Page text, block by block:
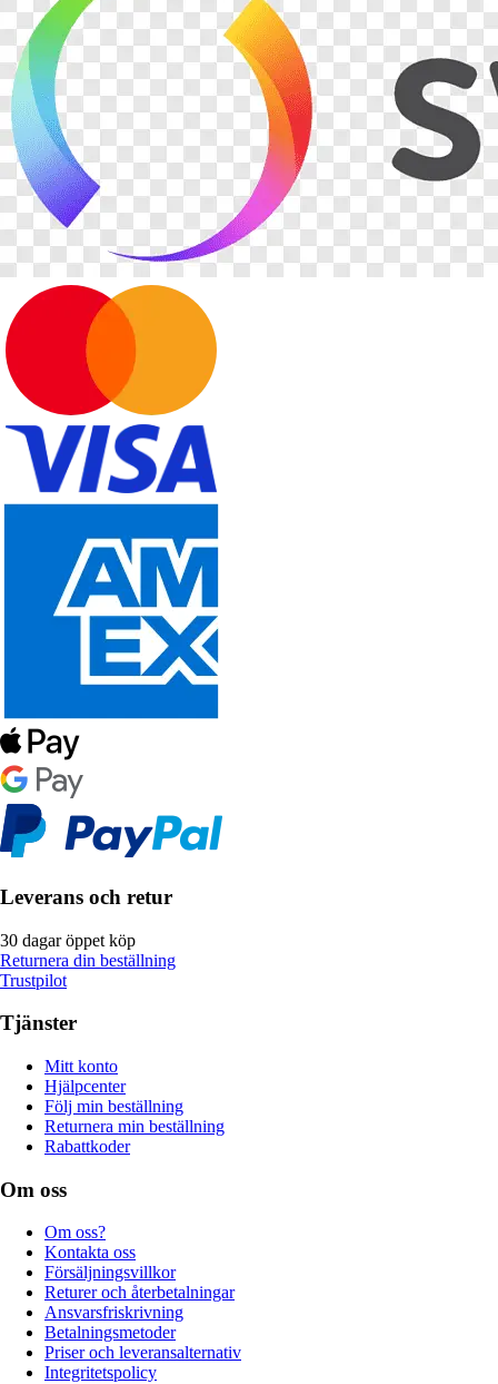
Leverans och retur
30 dagar öppet köp
Returnera din beställning
Trustpilot
Tjänster
Mitt konto
Hjälpcenter
Följ min beställning
Returnera min beställning
Rabattkoder
Om oss
Om oss?
Kontakta oss
Försäljningsvillkor
Returer och återbetalningar
Ansvarsfriskrivning
Betalningsmetoder
Priser och leveransalternativ
Integritetspolicy